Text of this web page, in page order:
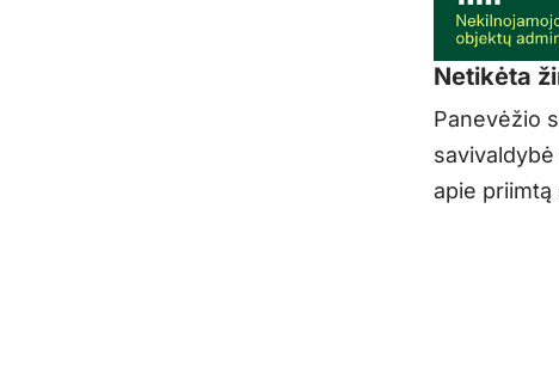
Netikėta
Panevėžio
apie